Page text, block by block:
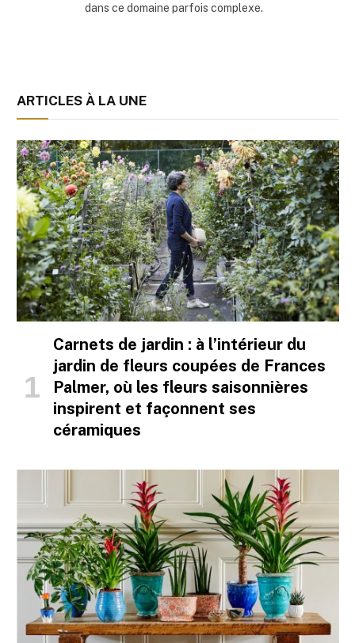
dans ce domaine parfois complexe.
ARTICLES À LA UNE
Carnets de jardin : à l’intérieur du
jardin de fleurs coupées de Frances
Palmer, où les fleurs saisonnières
inspirent et façonnent ses
céramiques